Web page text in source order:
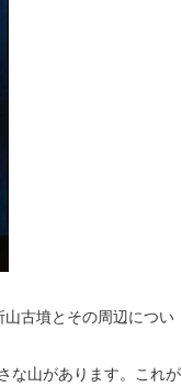
古墳とその周辺につい
な山があります。これが